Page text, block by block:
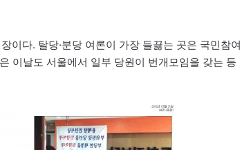
이다. 탈당·분당 여론이 가장 들끓는 곳은 국민참여
이날도 서울에서 일부 당원이 번개모임을 갖는 등